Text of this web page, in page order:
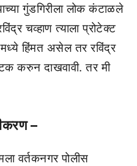
गुंडगिरीला लोक कंटाळले
चव्हाण त्याला प्रोटेक्ट
हिंमत असेल तर रविंद्र
करुन दाखवावी. तर मी
–
वर्तकनगर पोलीस